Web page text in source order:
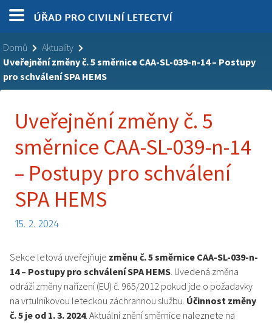
Domů
Aktuality
Uveřejnění změny č. 5 směrnice CAA-SL-039-n-14 – Postupy
pro schválení SPA HEMS
Uveřejnění změny č. 5
směrnice CAA-SL-039-n-14
– Postupy pro schválení
SPA HEMS
15. 2. 2024
Sekce letová uveřejňuje změnu č. 5 směrnice CAA-SL-039-n-
14 – Postupy pro schválení SPA HEMS. Uvedená změna
odráží změny nařízení (EU) č. 965/2012 pokud jde o požadavky
na vrtulníkovou leteckou záchrannou službu. Účinnost změny
č. 5 je od 1. 3. 2024. Aktuální znění směrnice naleznete na